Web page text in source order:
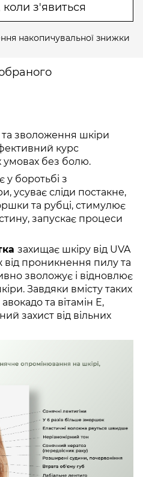
з'явиться
накопичувальної знижки
зволоження шкіри
курс
умовах без болю.
у боротьбі з
усуває сліди постакне,
та рубці, стимулює
запускає процеси
захищає шкіру від UVA
від проникнення пилу та
зволожує і відновлює
Завдяки вмісту таких
та вітамін Е,
захист від вільних